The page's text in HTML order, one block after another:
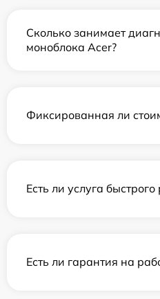
Сколько занимает
моноблока Acer?
Фиксированная ли
Есть ли услуга
Есть ли гарантия на